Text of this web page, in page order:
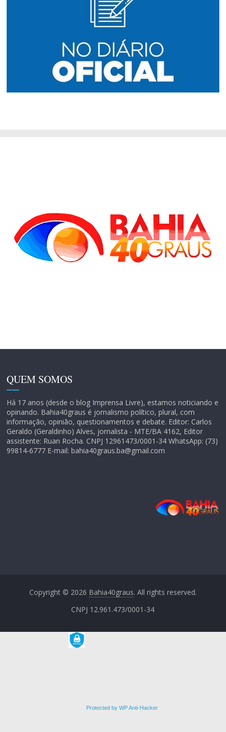
QUEM SOMOS
Há 17 anos (desde o blog Imprensa Livre), estamos noticiando e
opinando. Bahia40graus é jornalismo político, plural, com
informação, opinião, questionamentos e debate. Editor: Carlos
Geraldo (Geraldinho) Alves, jornalista - MTE/BA 4162, Editor
assistente: Ruan Rocha. CNPJ 12961473/0001-34 WhatsApp: (73)
99814-6777 E-mail: bahia40graus.ba@gmail.com
Copyright © 2026 Bahia40graus. All rights reserved.
CNPJ 12.961.473/0001-34
Protected by WP Anti-Hacker